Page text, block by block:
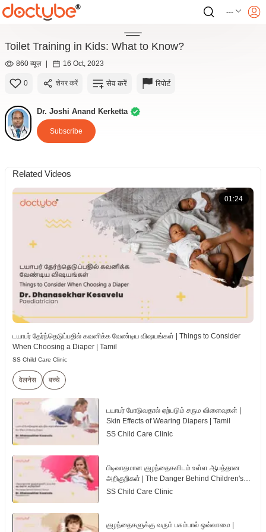
---
Toilet Training in Kids: What to Know?
860 व्यूज़ | 16 Oct, 2023
0 शेयर करें सेव करें रिपोर्ट
Dr. Joshi Anand Kerketta
Subscribe
Related Videos
01:24
டயாபர் தேர்ந்தெடுப்பதில் கவனிக்க வேண்டிய விஷயங்கள் | Things to Consider
When Choosing a Diaper | Tamil
SS Child Care Clinic
वेलनेस बच्चे
டயாபர் போடுவதால் ஏற்படும் சரும விளைவுகள் |
Skin Effects of Wearing Diapers | Tamil
SS Child Care Clinic
பிடிவாதமான குழந்தைகளிடம் உள்ள ஆபத்தான
அறிகுறிகள் | The Danger Behind Children's
Tantrum | Tamil
SS Child Care Clinic
குழந்தைகளுக்கு வரும் பசும்பால் ஒவ்வாமை |